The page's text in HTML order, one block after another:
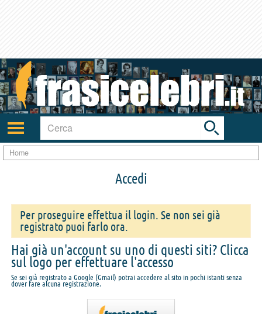
Attiva/disattiva
navigazione
Toggle
search
bar
Home
Accedi
Per proseguire effettua il login. Se non sei già
registrato puoi farlo ora.
Hai già un'account su uno di questi siti? Clicca
sul logo per effettuare l'accesso
Se sei già registrato a Google (Gmail) potrai accedere al sito in pochi istanti senza
dover fare alcuna registrazione.